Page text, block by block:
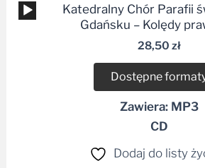
plików
Katedralny Chór Parafii
Gdańsku – Kolędy
28,50 zł
Dostępne
Zawiera: MP3
CD
Dodaj do listy